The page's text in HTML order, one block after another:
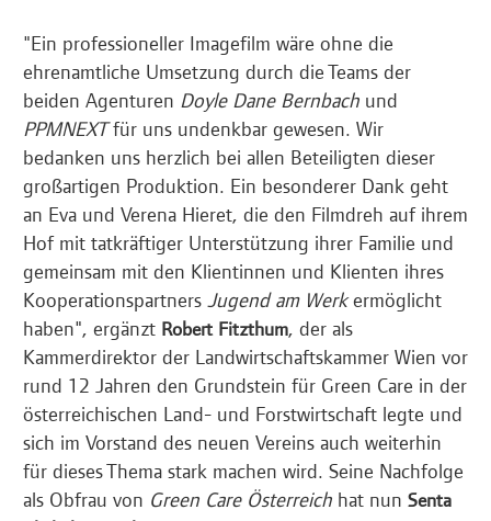
"Ein professioneller Imagefilm wäre ohne die
ehrenamtliche Umsetzung durch die Teams der
beiden Agenturen Doyle Dane Bernbach und
PPMNEXTfür uns undenkbar gewesen. Wir
bedanken uns herzlich bei allen Beteiligten dieser
großartigen Produktion. Ein besonderer Dank geht
an Eva und Verena Hieret, die den Filmdreh auf ihrem
Hof mit tatkräftiger Unterstützung ihrer Familie und
gemeinsam mit den Klientinnen und Klienten ihres
Kooperationspartners Jugend am Werkermöglicht
haben", ergänzt Robert Fitzthum, der als
Kammerdirektor der Landwirtschaftskammer Wien vor
rund 12 Jahren den Grundstein für Green Care in der
österreichischen Land- und Forstwirtschaft legte und
sich im Vorstand des neuen Vereins auch weiterhin
für dieses Thema stark machen wird. Seine Nachfolge
als Obfrau von Green Care Österreich hat nun Senta